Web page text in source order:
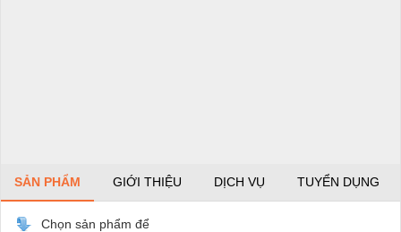
SẢN PHẨM GIỚI THIỆU DỊCH VỤ TUYỂN DỤNG
Chọn sản phẩm để